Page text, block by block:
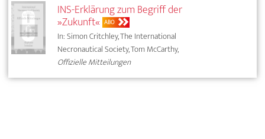
INS-Erklärung zum Begriff der
»Zukunft« ABO
In: Simon Critchley, The International
Necronautical Society, Tom McCarthy,
Offizielle Mitteilungen